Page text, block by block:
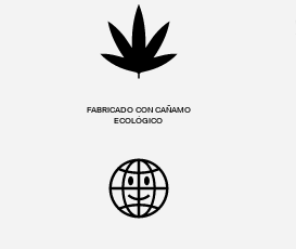
FABRICADO CON CAÑAMO
ECOLÓGICO